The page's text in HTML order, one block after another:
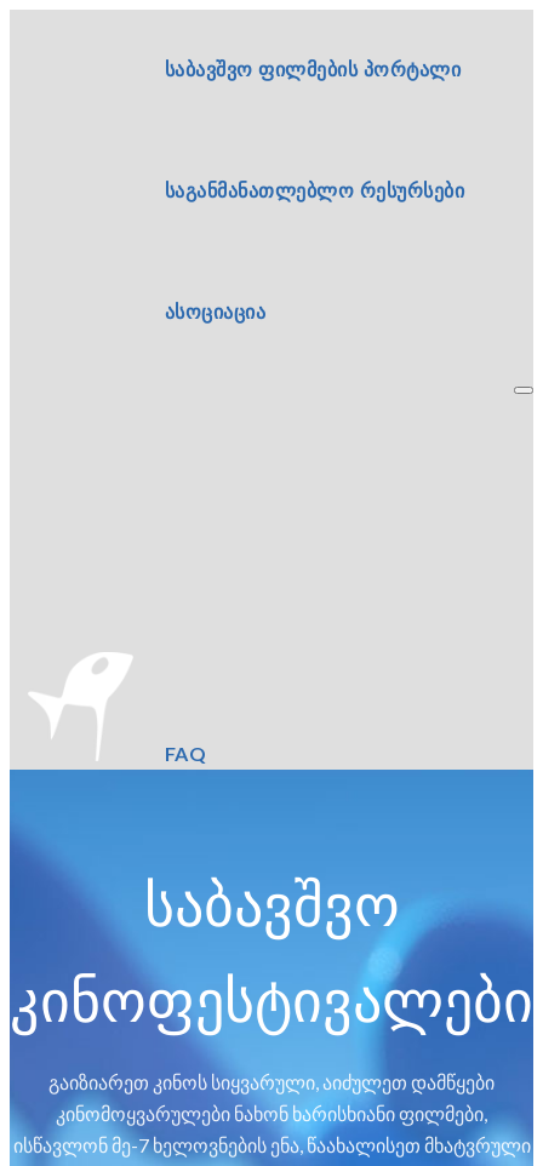
საბავშვო ფილმების პორტალი
საგანმანათლებლო რესურსები
ასოციაცია
FAQ
საბავშვო
კინოფესტივალები
გაიზიარეთ კინოს სიყვარული, აიძულეთ დამწყები
კინომოყვარულები ნახონ ხარისხიანი ფილმები,
ისწავლონ მე-7 ხელოვნების ენა, წაახალისეთ მხატვრული